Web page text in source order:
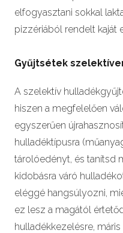
elfogyasztani sokkal
pizzériából rendelt kaját
Gyűjtsétek
A szelektív
hiszen a megfelelően
egyszerűen
hulladéktípusra
tárolóedényt, és tanítsd
kidobásra váró
eléggé hangsúlyozni,
ez lesz a magától
hulladékkezelésre,